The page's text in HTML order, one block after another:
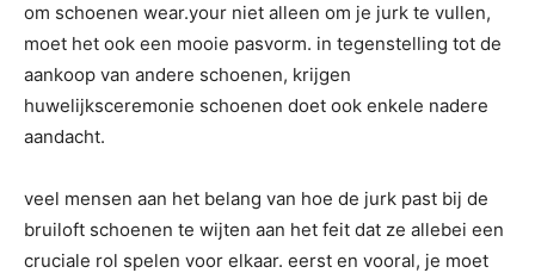
om schoenen wear.your niet alleen om je jurk te vullen,
moet het ook een mooie pasvorm. in tegenstelling tot de
aankoop van andere schoenen, krijgen
huwelijksceremonie schoenen doet ook enkele nadere
aandacht.
veel mensen aan het belang van hoe de jurk past bij de
bruiloft schoenen te wijten aan het feit dat ze allebei een
cruciale rol spelen voor elkaar. eerst en vooral, je moet